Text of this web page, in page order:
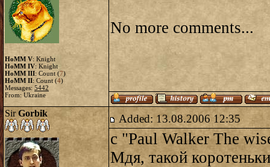
HoMM V: Knight
HoMM IV: Knight
HoMM III: Count (7)
HoMM II: Count (4)
Messages: 5442
From: Ukraine
No more comments...
SirGorbik Added: 13.08.2006 12:35
с "Paul Walker The
Мдя, такой